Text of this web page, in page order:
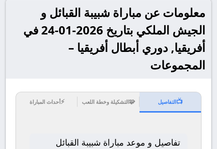
معلومات عن مباراة شبيبة القبائل و
الجيش الملكي بتاريخ 2026-01-24 في
أفريقيا, دوري أبطال أفريقيا –
المجموعات
📺التفاصيل 🧩التشكيلة وخطة اللعب ⚡أحداث المباراة
تفاصيل و موعد مباراة شبيبة القبائل